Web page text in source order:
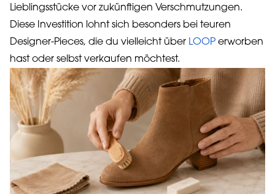
Lieblingsstücke vor zukünftigen Verschmutzungen.
Diese Investition lohnt sich besonders bei teuren
Designer-Pieces, die du vielleicht über LOOP erworben
hast oder selbst verkaufen möchtest.